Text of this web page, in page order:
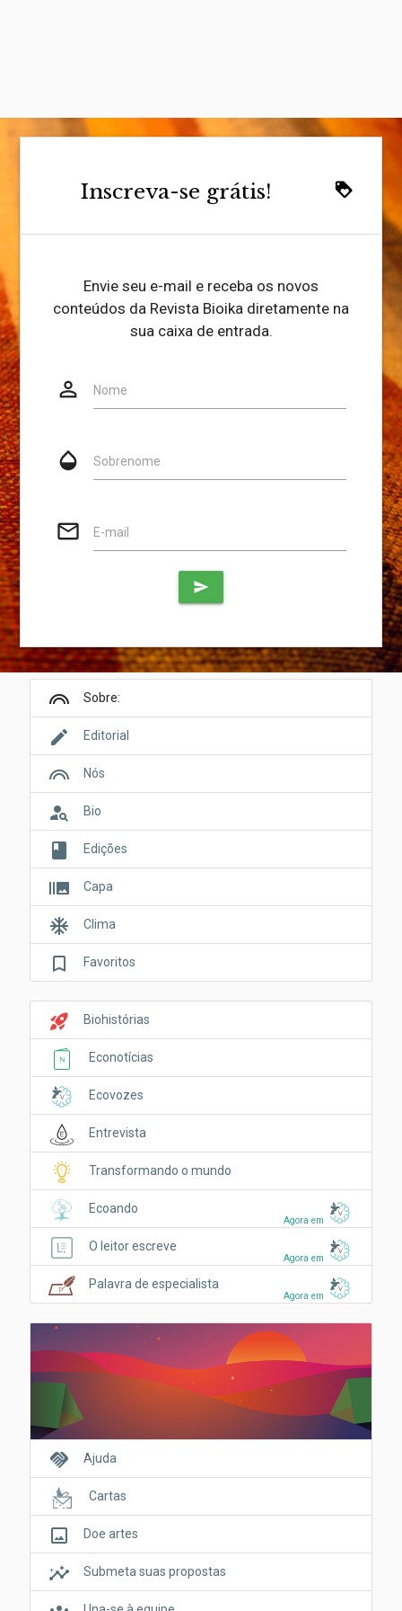
loyalty
Inscreva-se grátis!
Envie seu e-mail e receba os novos
conteúdos da Revista Bioika diretamente na
sua caixa de entrada.
person_outline Nome
opacity Sobrenome
mail_outline E-mail
Website
send
looks Sobre:
edit Editorial
looks Nós
person_search Bio
book Edições
burst_mode Capa
ac_unit Clima
bookmark_border Favoritos
rocket_launch Biohistórias
Econotícias
Ecovozes
Entrevista
Transformando o mundo
Agora em
Ecoando
Agora em
O leitor escreve
Agora em
Palavra de especialista
handshake Ajuda
Cartas
crop_original Doe artes
insights Submeta suas propostas